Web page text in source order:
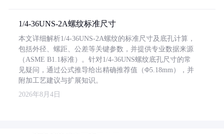
1/4-36UNS-2A螺纹标准尺寸
本文详细解析1/4-36UNS-2A螺纹的标准尺寸及底孔计算，
包括外径、螺距、公差等关键参数，并提供专业数据来源
（ASME B1.1标准）。针对1/4-36UNS螺纹底孔尺寸的常
见疑问，通过公式推导给出精确推荐值（Φ5.18mm），并
附加工艺建议与扩展知识。
2026年8月4日